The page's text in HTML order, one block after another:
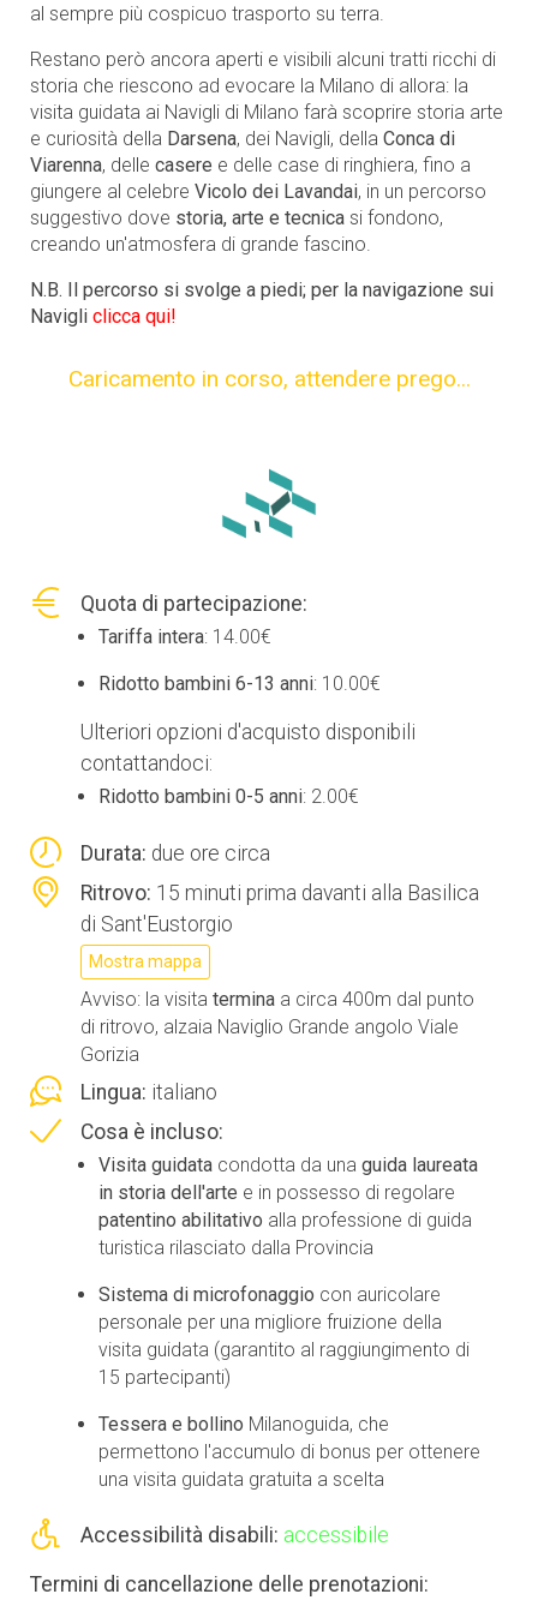
al sempre più cospicuo trasporto su terra.
Restano però ancora aperti e visibili alcuni tratti ricchi di
storia che riescono ad evocare la Milano di allora: la
visita guidata ai Navigli di Milano farà scoprire storia arte
e curiosità della Darsena, dei Navigli, della Conca di
Viarenna, delle casere e delle case di ringhiera, fino a
giungere al celebre Vicolo dei Lavandai, in un percorso
suggestivo dove storia, arte e tecnica si fondono,
creando un'atmosfera di grande fascino.
N.B. Il percorso si svolge a piedi; per la navigazione sui
Navigli clicca qui!
Caricamento in corso, attendere prego...
Quota di partecipazione:
Tariffa intera: 14.00€
Ridotto bambini 6-13 anni: 10.00€
Ulteriori opzioni d'acquisto disponibili
contattandoci:
Ridotto bambini 0-5 anni: 2.00€
Durata: due ore circa
Ritrovo: 15 minuti prima davanti alla Basilica
di Sant'Eustorgio
Mostra mappa
Avviso: la visita termina a circa 400m dal punto
di ritrovo, alzaia Naviglio Grande angolo Viale
Gorizia
Lingua: italiano
Cosa è incluso:
Visita guidata condotta da una guida laureata
in storia dell'arte e in possesso di regolare
patentino abilitativo alla professione di guida
turistica rilasciato dalla Provincia
Sistema di microfonaggio con auricolare
personale per una migliore fruizione della
visita guidata (garantito al raggiungimento di
15 partecipanti)
Tessera e bollino Milanoguida, che
permettono l'accumulo di bonus per ottenere
una visita guidata gratuita a scelta
Accessibilità disabili: accessibile
Termini di cancellazione delle prenotazioni: